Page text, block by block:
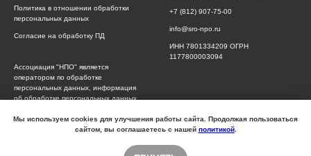
Мы используем cookies для улучшения работы сайта. Продолжая пользоваться
сайтом, вы соглашаетесь с нашей политикой.
Политика в отношении обработки
персональных данных
Согласие на обработку ПД
Ассоциация "НПО" является
оператором по обработке
персональных данных, информация
об обработке персональных данных
требованиях к защите персональных
данных отражены в Политике
+7 (812) 907-75-00
info@sro-npo.ru
ИНН 7801334209 ОГРН
1177800003094